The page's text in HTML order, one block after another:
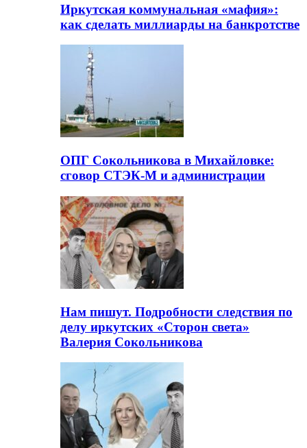
Иркутская коммунальная «мафия»:
как сделать миллиарды на банкротстве
ОПГ Сокольникова в Михайловке:
сговор СТЭК-М и администрации
Нам пишут. Подробности следствия по
делу иркутских «Сторон света»
Валерия Сокольникова